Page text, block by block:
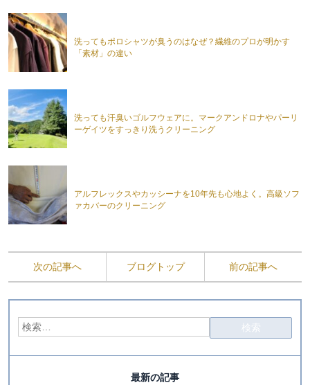
洗ってもポロシャツが臭うのはなぜ？繊維のプロが明かす
「素材」の違い
洗っても汗臭いゴルフウェアに。マークアンドロナやパーリ
ーゲイツをすっきり洗うクリーニング
アルフレックスやカッシーナを10年先も心地よく。高級ソフ
ァカバーのクリーニング
次の記事へ ブログトップ 前の記事へ
最新の記事